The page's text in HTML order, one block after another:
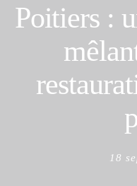
Poitiers :
18